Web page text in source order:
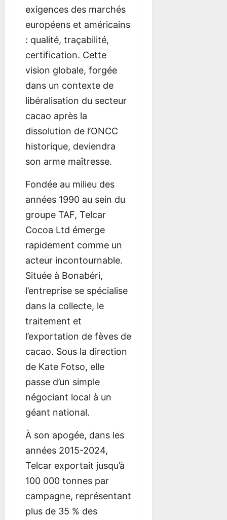
exigences des marchés
européens et américains
: qualité, traçabilité,
certification. Cette
vision globale, forgée
dans un contexte de
libéralisation du secteur
cacao après la
dissolution de l’ONCC
historique, deviendra
son arme maîtresse.
Fondée au milieu des
années 1990 au sein du
groupe TAF, Telcar
Cocoa Ltd émerge
rapidement comme un
acteur incontournable.
Située à Bonabéri,
l’entreprise se spécialise
dans la collecte, le
traitement et
l’exportation de fèves de
cacao. Sous la direction
de Kate Fotso, elle
passe d’un simple
négociant local à un
géant national.
À son apogée, dans les
années 2015-2024,
Telcar exportait jusqu’à
100 000 tonnes par
campagne, représentant
plus de 35 % des